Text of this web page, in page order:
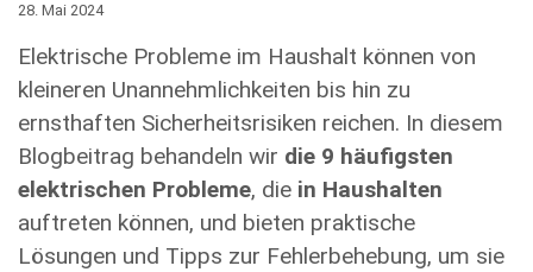
28. Mai 2024
Elektrische Probleme im Haushalt können von
kleineren Unannehmlichkeiten bis hin zu
ernsthaften Sicherheitsrisiken reichen. In diesem
Blogbeitrag behandeln wir die 9 häufigsten
elektrischen Probleme, die in Haushalten
auftreten können, und bieten praktische
Lösungen und Tipps zur Fehlerbehebung, um sie